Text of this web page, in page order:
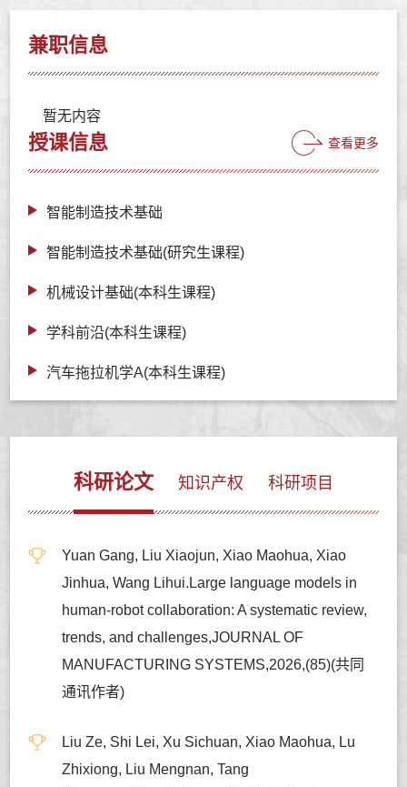
兼职信息
暂无内容
授课信息 查看更多
智能制造技术基础
智能制造技术基础(研究生课程)
机械设计基础(本科生课程)
学科前沿(本科生课程)
汽车拖拉机学A(本科生课程)
科研论文 知识产权 科研项目
Yuan Gang, Liu Xiaojun, Xiao Maohua, Xiao
Jinhua, Wang Lihui.Large language models in
human-robot collaboration: A systematic review,
trends, and challenges,JOURNAL OF
MANUFACTURING SYSTEMS,2026,(85)(共同
通讯作者)
Liu Ze, Shi Lei, Xu Sichuan, Xiao Maohua, Lu
Zhixiong, Liu Mengnan, Tang